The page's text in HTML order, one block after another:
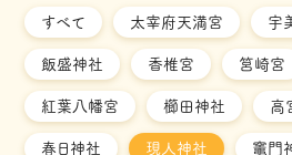
すべて 太宰府天満宮 宇
飯盛神社 香椎宮 筥崎宮
紅葉八幡宮 櫛田神社 高
春日神社 現人神社 竈門